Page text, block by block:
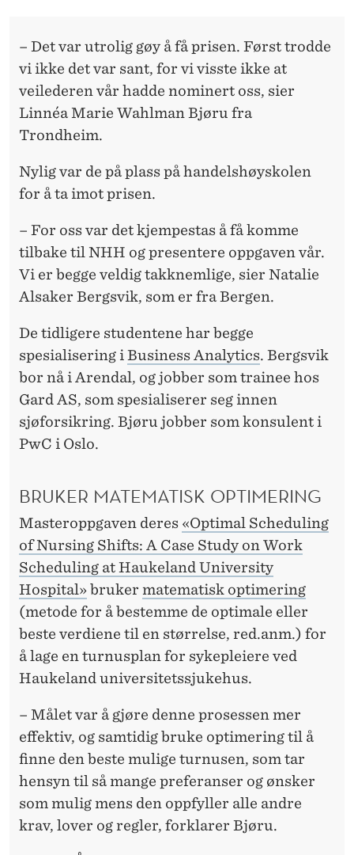
– Det var utrolig gøy å få prisen. Først trodde
vi ikke det var sant, for vi visste ikke at
veilederen vår hadde nominert oss, sier
Linnéa Marie Wahlman Bjøru fra
Trondheim.
Nylig var de på plass på handelshøyskolen
for å ta imot prisen.
– For oss var det kjempestas å få komme
tilbake til NHH og presentere oppgaven vår.
Vi er begge veldig takknemlige, sier Natalie
Alsaker Bergsvik, som er fra Bergen.
De tidligere studentene har begge
spesialisering i Business Analytics. Bergsvik
bor nå i Arendal, og jobber som trainee hos
Gard AS, som spesialiserer seg innen
sjøforsikring. Bjøru jobber som konsulent i
PwC i Oslo.
BRUKER MATEMATISK OPTIMERING
Masteroppgaven deres «Optimal Scheduling
of Nursing Shifts: A Case Study on Work
Scheduling at Haukeland University
Hospital»bruker matematisk optimering
(metode for å bestemme de optimale eller
beste verdiene til en størrelse, red.anm.) for
å lage en turnusplan for sykepleiere ved
Haukeland universitetssjukehus.
– Målet var å gjøre denne prosessen mer
effektiv, og samtidig bruke optimering til å
finne den beste mulige turnusen, som tar
hensyn til så mange preferanser og ønsker
som mulig mens den oppfyller alle andre
krav, lover og regler, forklarer Bjøru.